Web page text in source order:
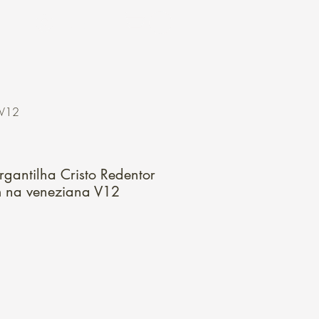
Cristo Redentor
na veneziana V12